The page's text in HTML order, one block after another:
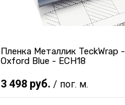
Пленка Металлик TeckWrap -
Oxford Blue - ECH18
3 498 руб. / пог. м.